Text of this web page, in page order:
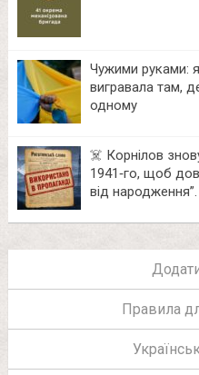
Чужими руками:
вигравала там,
одному
☠️ Корнілов
1941‑го, щоб
від народження”.
Правила